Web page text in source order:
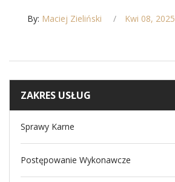
By: Maciej Zieliński Kwi 08, 2025
ZAKRES USŁUG
Sprawy Karne
Postępowanie Wykonawcze